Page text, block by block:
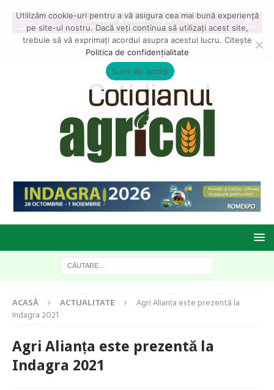
ACASĂ ACTUALITATE
Agri Alianța este prezentă la
Indagra 2021
Agri Alianța este prezentă la
Indagra 2021
Utilizăm cookie-uri pentru a vă asigura cea mai bună experiență
pe site-ul nostru. Dacă veți continua să utilizați acest site,
trebuie să vă exprimați acordul asupra acestui lucru. Citește
Politica de confidențialitate
Sunt de acord